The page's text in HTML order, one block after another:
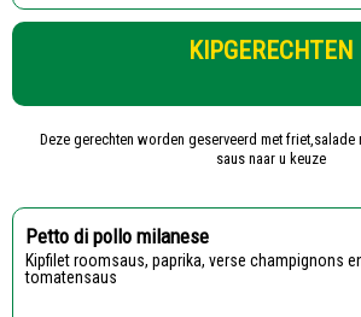
KIPGERECHTEN
Deze gerechten worden geserveerd met friet,salade
saus naar u keuze
Petto di pollo milanese
Kipfilet roomsaus, paprika, verse champignons en
tomatensaus